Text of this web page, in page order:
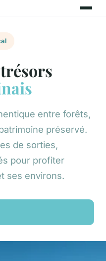
entre forêts,
préservé.
de sorties,
pour profiter
ses environs.